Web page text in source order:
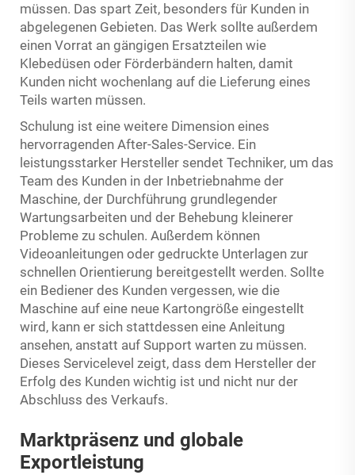
müssen. Das spart Zeit, besonders für Kunden in
abgelegenen Gebieten. Das Werk sollte außerdem
einen Vorrat an gängigen Ersatzteilen wie
Klebedüsen oder Förderbändern halten, damit
Kunden nicht wochenlang auf die Lieferung eines
Teils warten müssen.
Schulung ist eine weitere Dimension eines
hervorragenden After-Sales-Service. Ein
leistungsstarker Hersteller sendet Techniker, um das
Team des Kunden in der Inbetriebnahme der
Maschine, der Durchführung grundlegender
Wartungsarbeiten und der Behebung kleinerer
Probleme zu schulen. Außerdem können
Videoanleitungen oder gedruckte Unterlagen zur
schnellen Orientierung bereitgestellt werden. Sollte
ein Bediener des Kunden vergessen, wie die
Maschine auf eine neue Kartongröße eingestellt
wird, kann er sich stattdessen eine Anleitung
ansehen, anstatt auf Support warten zu müssen.
Dieses Servicelevel zeigt, dass dem Hersteller der
Erfolg des Kunden wichtig ist und nicht nur der
Abschluss des Verkaufs.
Marktpräsenz und globale
Exportleistung